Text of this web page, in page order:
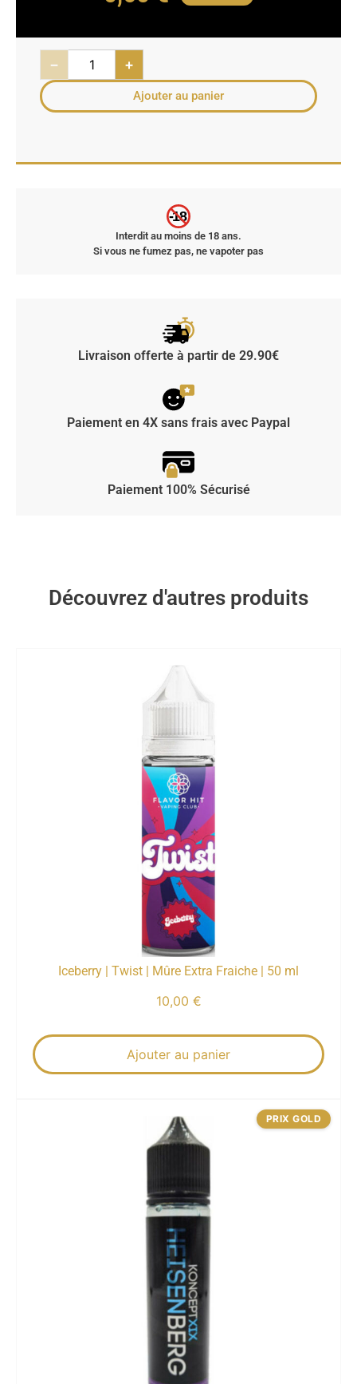
− +
Ajouter au panier
-18
Interdit au moins de 18 ans.
Si vous ne fumez pas, ne vapoter pas
Livraison offerte à partir de 29.90€
Paiement en 4X sans frais avec Paypal
Paiement 100% Sécurisé
Découvrez d'autres produits
Iceberry | Twist | Mûre Extra Fraiche | 50 ml
10,00 €
Ajouter au panier
PRIX GOLD